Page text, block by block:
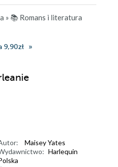
» 📚 Romans i literatura
9,90zł
Maisey Yates
Harlequin